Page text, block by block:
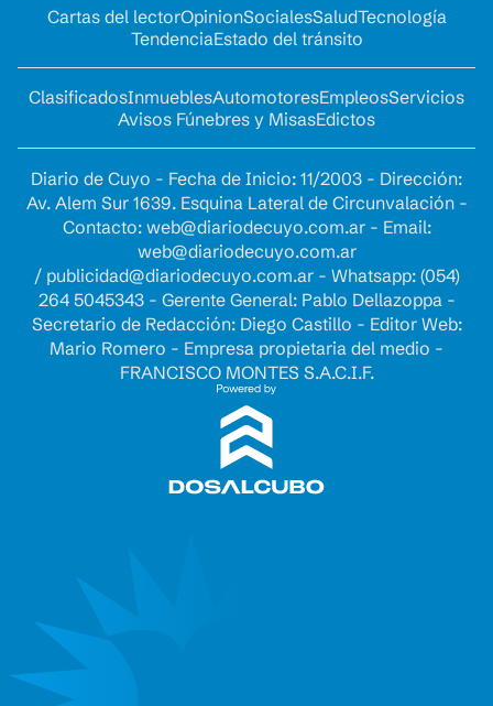
Cartas del lectorOpinionSocialesSaludTecnología
TendenciaEstado del tránsito
ClasificadosInmueblesAutomotoresEmpleosServicios
Avisos Fúnebres y MisasEdictos
Diario de Cuyo - Fecha de Inicio: 11/2003 - Dirección:
Av. Alem Sur 1639. Esquina Lateral de Circunvalación -
Contacto: web@diariodecuyo.com.ar- Email:
web@diariodecuyo.com.ar
/ publicidad@diariodecuyo.com.ar- Whatsapp: (054)
264 5045343 - Gerente General: Pablo Dellazoppa -
Secretario de Redacción: Diego Castillo - Editor Web:
Mario Romero - Empresa propietaria del medio -
FRANCISCO MONTES S.A.C.I.F.